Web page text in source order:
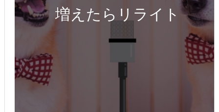
増えたらリライト